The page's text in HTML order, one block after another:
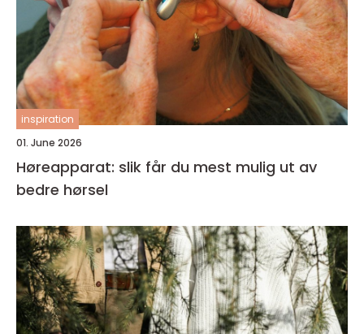
inspiration
01. June 2026
Høreapparat: slik får du mest mulig ut av
bedre hørsel